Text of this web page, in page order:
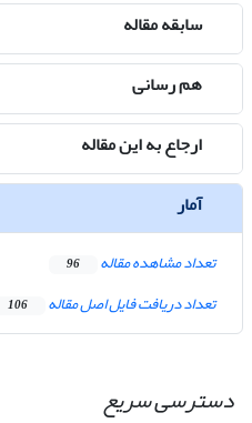
سابقه مقاله
هم رسانی
ارجاع به این مقاله
آمار
تعداد مشاهده مقاله 96
تعداد دریافت فایل اصل مقاله 106
دسترسی سریع